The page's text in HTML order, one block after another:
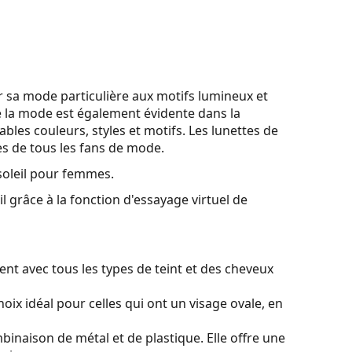
mode particulière aux motifs lumineux et
mode est également évidente dans la
couleurs, styles et motifs. Les lunettes de
de tous les fans de mode.
pour femmes.
grâce à la fonction d'essayage virtuel de
avec tous les types de teint et des cheveux
idéal pour celles qui ont un visage ovale, en
de métal et de plastique. Elle offre une